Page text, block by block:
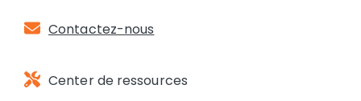
Contactez-nous
Center de ressources